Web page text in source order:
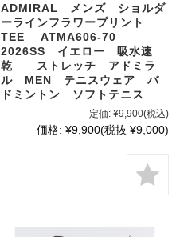
ADMIRAL メンズ ショルダ
ーラインフラワープリント
TEE ATMA606-70
2026SS イエロー 吸水速
乾 ストレッチ アドミラ
ル MEN テニスウェア バ
ドミントン ソフトテニス
定価: ¥9,900(税込)
価格: ¥9,900(税抜 ¥9,000)